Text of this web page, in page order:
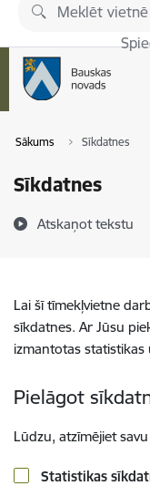
Pāriet uz lapas saturu
Sākums Sīkdatnes
Sīkdatnes
Atskaņot tekstu
Lai šī tīmekļvietne
sīkdatnes. Ar Jūsu
izmantotas
Pielāgot
Lūdzu, atzīmējiet savu
Statistikas